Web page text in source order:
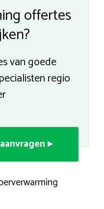
offertes
van goede
regio
▸